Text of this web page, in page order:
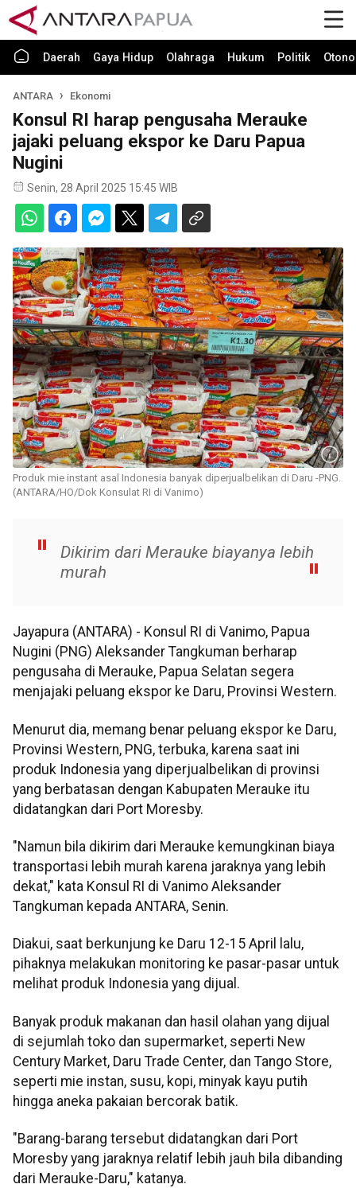
Daerah Gaya Hidup Olahraga Hukum Politik
ANTARA Ekonomi
Konsul RI harap pengusaha Merauke
jajaki peluang ekspor ke Daru Papua
Nugini
Senin, 28 April 2025 15:45 WIB
Produk mie instant asal Indonesia banyak diperjualbelikan di Daru -PNG.
(ANTARA/HO/Dok Konsulat RI di Vanimo)
Dikirim dari Merauke biayanya lebih
murah
Jayapura (ANTARA) - Konsul RI di Vanimo, Papua
Nugini (PNG) Aleksander Tangkuman berharap
pengusaha di Merauke, Papua Selatan segera
menjajaki peluang ekspor ke Daru, Provinsi Western.
Menurut dia, memang benar peluang ekspor ke Daru,
Provinsi Western, PNG, terbuka, karena saat ini
produk Indonesia yang diperjualbelikan di provinsi
yang berbatasan dengan Kabupaten Merauke itu
didatangkan dari Port Moresby.
"Namun bila dikirim dari Merauke kemungkinan biaya
transportasi lebih murah karena jaraknya yang lebih
dekat," kata Konsul RI di Vanimo Aleksander
Tangkuman kepada ANTARA, Senin.
Diakui, saat berkunjung ke Daru 12-15 April lalu,
pihaknya melakukan monitoring ke pasar-pasar untuk
melihat produk Indonesia yang dijual.
Banyak produk makanan dan hasil olahan yang dijual
di sejumlah toko dan supermarket, seperti New
Century Market, Daru Trade Center, dan Tango Store,
seperti mie instan, susu, kopi, minyak kayu putih
hingga aneka pakaian bercorak batik.
"Barang-barang tersebut didatangkan dari Port
Moresby yang jaraknya relatif lebih jauh bila dibanding
dari Merauke-Daru," katanya.